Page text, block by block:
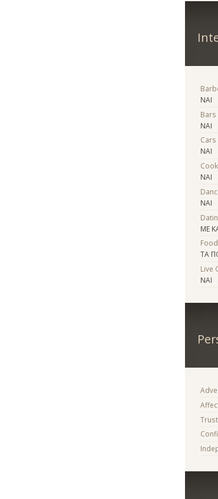
ΝΑΙ
Bars
ΝΑΙ
Cars
ΝΑΙ
ΝΑΙ
ΝΑΙ
ΜΕ
Food
ΤΑ
Live
ΝΑΙ